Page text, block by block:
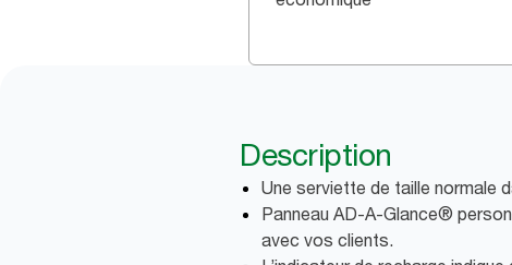
Description
Une serviette de taille normale
Panneau AD-A-Glance®
avec vos clients.